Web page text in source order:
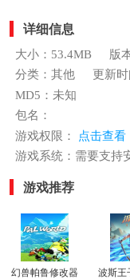
详细信息
大小：53.4MB
版
分类：其他
更新
MD5：未知
包名：
游戏权限：
点击查看
游戏系统：需要支持
游戏推荐
幻兽帕鲁修改器